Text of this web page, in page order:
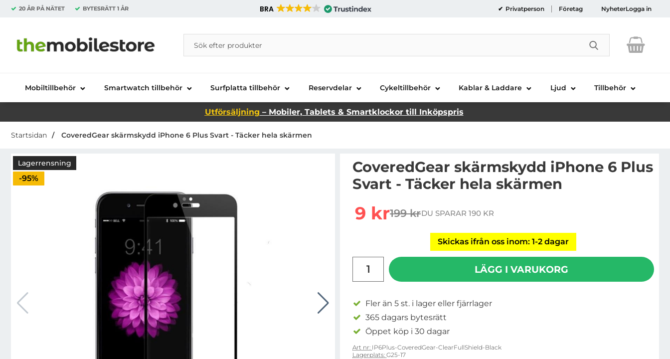
20 ÅR PÅ NÄTET BYTESRÄTT 1 ÅR BRA Privatperson Företag NyheterLogga in
Startsidan för Danira Telecom AB
Sök
Sök på Danira Telecom AB
Genomför
Mobiltillbehör Smartwatch tillbehör Surfplatta tillbehör Reservdelar Cykeltillbehör Kablar & Laddare Ljud Tillbehör
Utförsäljning – Mobiler, Tablets & Smartklockor till Inköpspris
Startsidan CoveredGear skärmskydd iPhone 6 Plus Svart - Täcker hela skärmen
Lagerrensning
Priset är nedsatt med
-95%
CoveredGear skärmskydd iPhone 6 Plus
Svart - Täcker hela skärmen
rea pris
9 krtidigare pris
199 krDU SPARAR 190 KR
Skickas ifrån oss inom: 1-2 dagar
LÄGG I VARUKORG
Fler än 5 st. i lager eller fjärrlager
365 dagars bytesrätt
Öppet köp i 30 dagar
Art nr: IP6Plus-CoveredGear-ClearFullShield-Black
Lagerplats: G25-17